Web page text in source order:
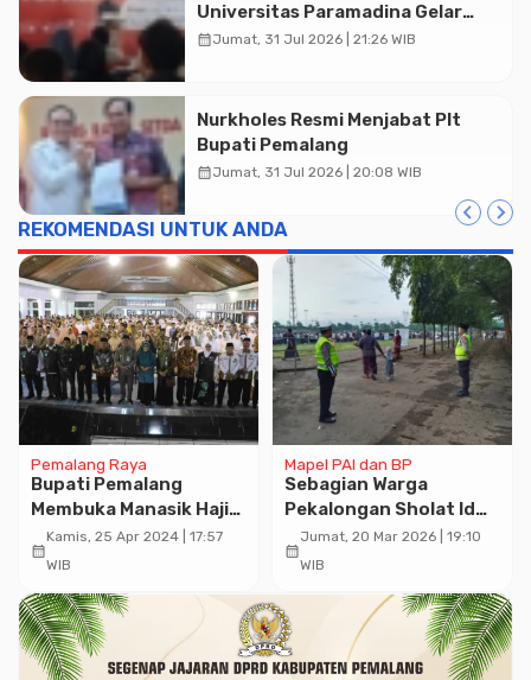
Universitas Paramadina Gelar
Diskusi Desain
calendar_monthJumat, 31 Jul 2026 | 21:26 WIB
Nurkholes Resmi Menjabat Plt
Bupati Pemalang
calendar_monthJumat, 31 Jul 2026 | 20:08 WIB
REKOMENDASI UNTUK ANDA
Pemalang Raya
Bupati Pemalang
Membuka Manasik Haji
Bagi Jama’ah Calon Haji
Kabupaten Pemalang
calendar_month
Kamis, 25 Apr 2024 | 17:57
WIB
Mapel PAI dan BP
Sebagian Warga
Pekalongan Sholat Id
Hari Ini, Polres Berikan
Pengamanan Maksimal
calendar_month
Jumat, 20 Mar 2026 | 19:10
WIB